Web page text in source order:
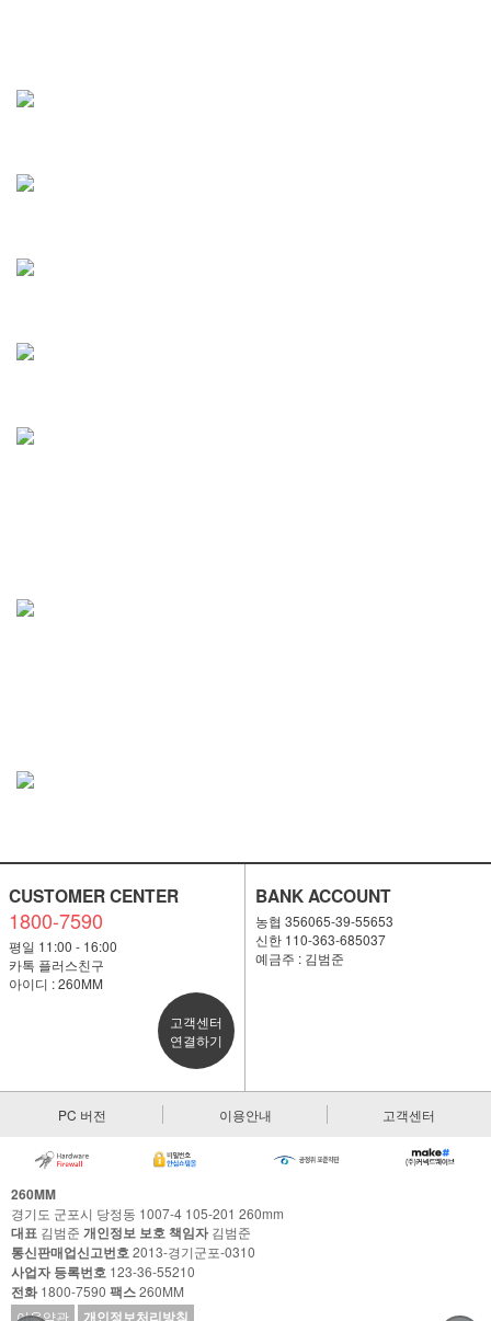
CUSTOMER CENTER
1800-7590
평일 11:00 - 16:00
카톡 플러스친구
아이디 : 260MM
고객센터
연결하기
BANK ACCOUNT
농협 356065-39-55653
신한 110-363-685037
예금주 : 김범준
PC 버전 이용안내 고객센터
260MM
경기도 군포시 당정동 1007-4 105-201 260mm
대표 김범준 개인정보 보호 책임자김범준
통신판매업신고번호2013-경기군포-0310
사업자 등록번호 123-36-55210
전화1800-7590 팩스260MM
이용약관
개인정보처리방침